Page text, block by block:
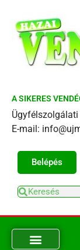
A SIKERES
E-mail:
Belépés